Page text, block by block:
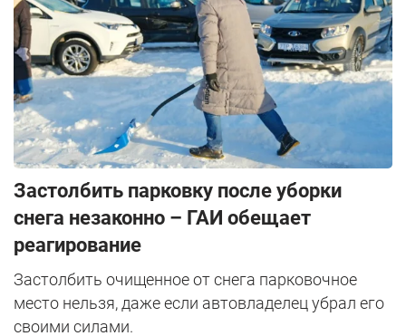
Застолбить парковку после уборки
снега незаконно – ГАИ обещает
реагирование
Застолбить очищенное от снега парковочное
место нельзя, даже если автовладелец убрал его
своими силами.